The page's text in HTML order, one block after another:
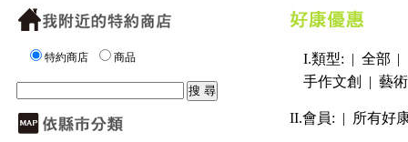
特約商店 商品 I.類型: | 全部 |
手作文創
| 藝
II.會員: | 所有好